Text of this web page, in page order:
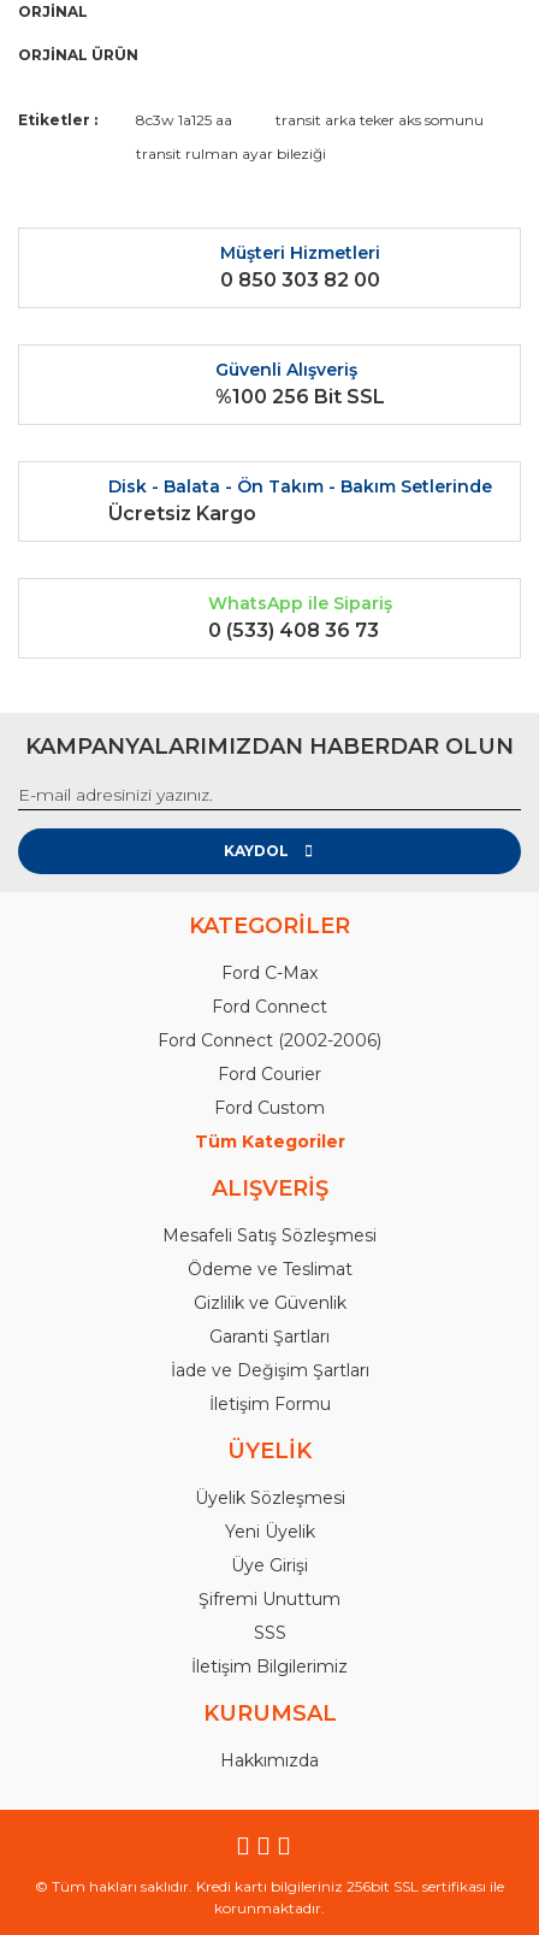
ORJİNAL
ORJİNAL ÜRÜN
Bu ürüne ilk yorumu siz yapın!
Yorum Yaz
Bu ürünün fiyat bilgisi, resim, ürün açıklamalarında ve diğer
kullanarak tarafımıza iletebilirsiniz.
Ürün resmi kalitesiz, bozuk veya görüntülenemiyor.
Ürün açıklamasında eksik bilgiler bulunuyor.
Ürün bilgilerinde hatalar bulunuyor.
Ürün fiyatı diğer sitelerden daha pahalı.
Bu ürüne benzer farklı alternatifler olmalı.
Gönder
Etiketler : 8c3w 1a125 aa
transit arka teker aks somunu
transit rulman ayar bileziği
Müşteri Hizmetleri
0 850 303 82 00
Güvenli Alışveriş
%100 256 Bit SSL
Disk - Balata - Ön Takım - Bakım Setlerinde
Ücretsiz Kargo
WhatsApp ile Sipariş
0 (533) 408 36 73
KAMPANYALARIMIZDAN HABERDAR OLUN
KAYDOL
KATEGORİLER
Ford C-Max
Ford Connect
Ford Connect (2002-2006)
Ford Courier
Ford Custom
Tüm Kategoriler
ALIŞVERİŞ
Mesafeli Satış Sözleşmesi
Ödeme ve Teslimat
Gizlilik ve Güvenlik
Garanti Şartları
İade ve Değişim Şartları
İletişim Formu
ÜYELİK
Üyelik Sözleşmesi
Yeni Üyelik
Üye Girişi
Şifremi Unuttum
SSS
İletişim Bilgilerimiz
KURUMSAL
Hakkımızda
© Tüm hakları saklıdır. Kredi kartı bilgileriniz 256bit SSL sertifikası ile
korunmaktadır.